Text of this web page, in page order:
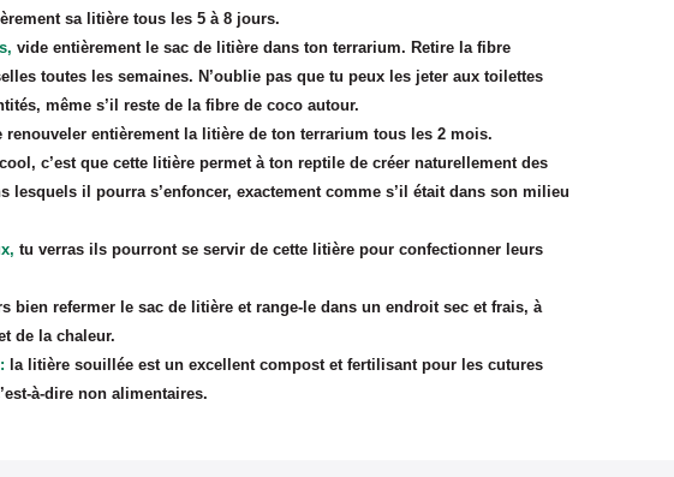
sa litière tous les 5 à 8 jours.
vide entièrement le sac de litière dans ton terrarium. Retire la fibre
toutes les semaines. N’oublie pas que tu peux les jeter aux toilettes
même s’il reste de la fibre de coco autour.
renouveler entièrement la litière de ton terrarium tous les 2 mois.
c’est que cette litière permet à ton reptile de créer naturellement des
lesquels il pourra s’enfoncer, exactement comme s’il était dans son milieu
tu verras ils pourront se servir de cette litière pour confectionner leurs
bien refermer le sac de litière et range-le dans un endroit sec et frais, à
de la chaleur.
la litière souillée est un excellent compost et fertilisant pour les cutures
à-dire non alimentaires.